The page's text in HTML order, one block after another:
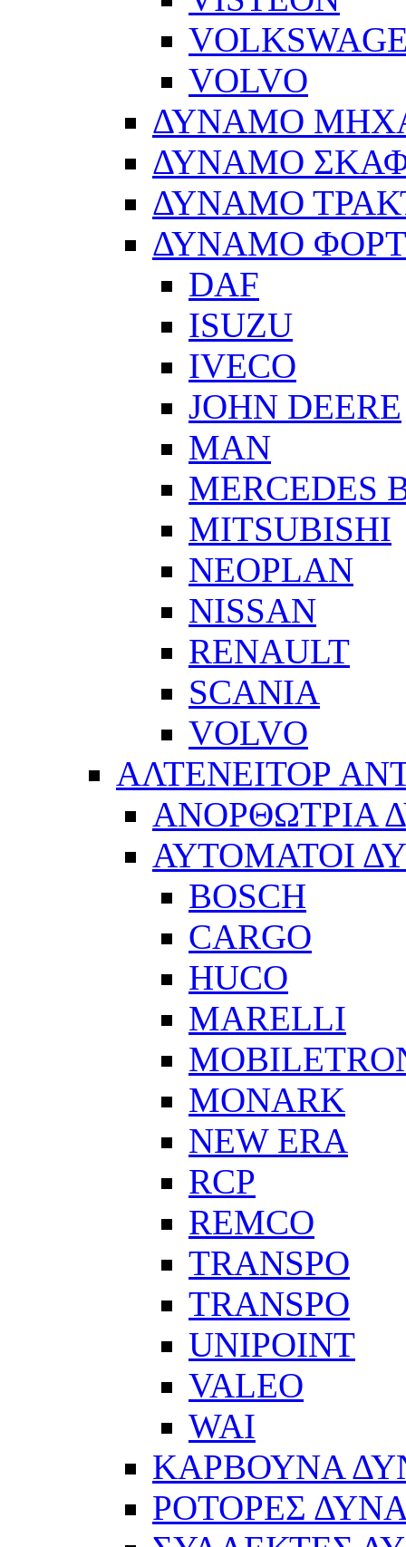
VOLVO
ΔΥΝΑΜΟ
ΔΥΝΑΜΟ
ΔΥΝΑΜΟ
ΔΥΝΑΜΟ
DAF
ISUZU
IVECO
JOHN DEERE
MAN
MERCEDES
MITSUBISHI
NEOPLAN
NISSAN
RENAULT
SCANIA
VOLVO
ΑΛΤΕΝΕΙΤΟΡ
ΑΝΟΡΘΩΤΡΙΑ
ΑΥΤΟΜΑΤΟΙ
BOSCH
CARGO
HUCO
MARELLI
MONARK
NEW ERA
RCP
REMCO
TRANSPO
TRANSPO
UNIPOINT
VALEO
WAI
ΚΑΡΒΟΥΝΑ
ΡΟΤΟΡΕΣ